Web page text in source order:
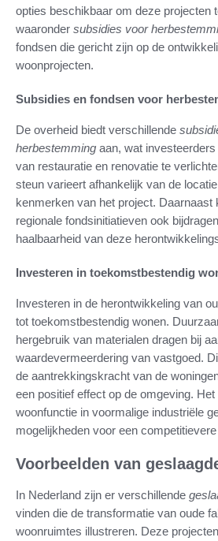
opties beschikbaar om deze projecten
waaronder subsidies voor
fondsen die gericht zijn op de
woonprojecten.
Subsidies en fondsen voor
De overheid biedt verschillende
herbestemming aan, wat
van restauratie en renovatie te
steun varieert afhankelijk van de
kenmerken van het project. Daarnaast
regionale fondsinitiatieven ook
haalbaarheid van deze
Investeren in toekomstbestendig
Investeren in de herontwikkeling van
tot toekomstbestendig wonen.
hergebruik van materialen dragen bij
waardevermeerdering van vastgoed.
de aantrekkingskracht van de
een positief effect op de omgeving.
woonfunctie in voormalige industriële
mogelijkheden voor een
Voorbeelden van
In Nederland zijn er verschillende
vinden die de transformatie van oude
woonruimtes illustreren. Deze